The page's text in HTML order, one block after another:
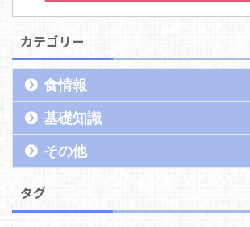
カテゴリー
食情報
基礎知識
その他
タグ